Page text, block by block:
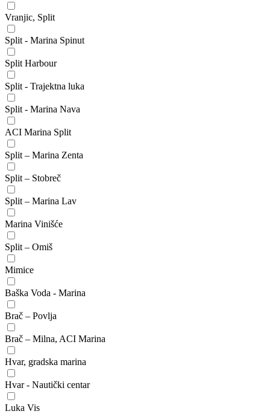
Vranjic, Split
Split - Marina Spinut
Split Harbour
Split - Trajektna luka
Split - Marina Nava
ACI Marina Split
Split – Marina Zenta
Split – Stobreč
Split – Marina Lav
Marina Vinišće
Split – Omiš
Mimice
Baška Voda - Marina
Brač – Povlja
Brač – Milna, ACI Marina
Hvar, gradska marina
Hvar - Nautički centar
Luka Vis